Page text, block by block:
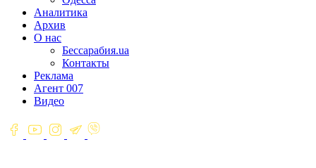
Аналитика
Архив
О нас
Бессарабия.ua
Контакты
Реклама
Агент 007
Видео